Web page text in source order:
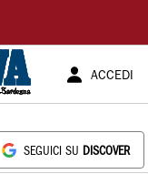
ACCEDI
SEGUICI SU DISCOVER